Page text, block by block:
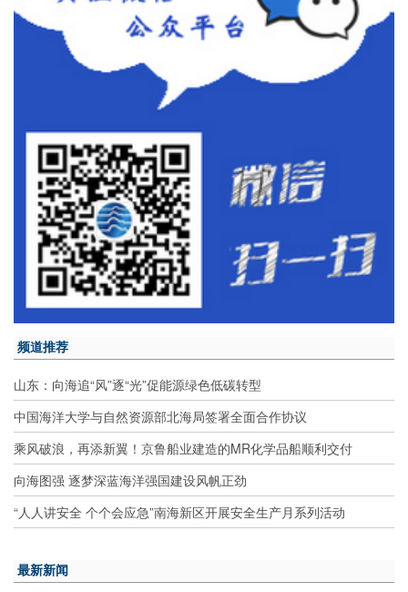
频道推荐
山东：向海追“风”逐“光”促能源绿色低碳转型
中国海洋大学与自然资源部北海局签署全面合作协议
乘风破浪，再添新翼！京鲁船业建造的MR化学品船顺利交付
向海图强 逐梦深蓝海洋强国建设风帆正劲
“人人讲安全 个个会应急”南海新区开展安全生产月系列活动
最新新闻